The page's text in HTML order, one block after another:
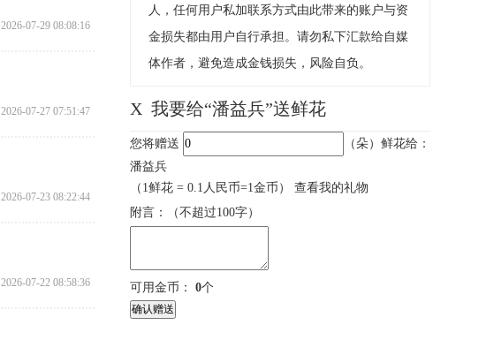
人，任何用户私加联系方式由此带来的账户与资
金损失都由用户自行承担。请勿私下汇款给自媒
体作者，避免造成金钱损失，风险自负。
X 我要给“潘益兵”送鲜花
您将赠送
（朵）鲜花给：
潘益兵
（1鲜花 = 0.1人民币=1金币） 查看我的礼物
附言：
（不超过100字）
可用金币： 0个
2026-07-29 08:08:16
2026-07-27 07:51:47
2026-07-23 08:22:44
2026-07-22 08:58:36